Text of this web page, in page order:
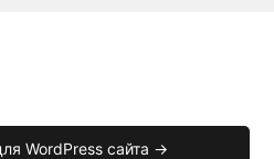
WordPress сайта →